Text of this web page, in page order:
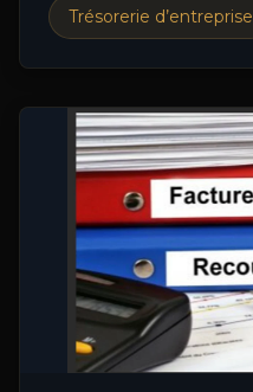
Trésorerie d’entreprise